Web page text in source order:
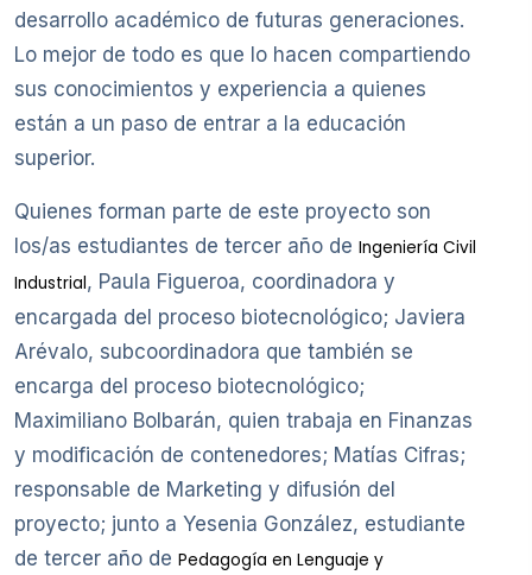
desarrollo académico de futuras generaciones.
Lo mejor de todo es que lo hacen compartiendo
sus conocimientos y experiencia a quienes
están a un paso de entrar a la educación
superior.
Quienes forman parte de este proyecto son
los/as estudiantes de tercer año de Ingeniería Civil
Industrial, Paula Figueroa, coordinadora y
encargada del proceso biotecnológico; Javiera
Arévalo, subcoordinadora que también se
encarga del proceso biotecnológico;
Maximiliano Bolbarán, quien trabaja en Finanzas
y modificación de contenedores; Matías Cifras;
responsable de Marketing y difusión del
proyecto; junto a Yesenia González, estudiante
de tercer año de Pedagogía en Lenguaje y